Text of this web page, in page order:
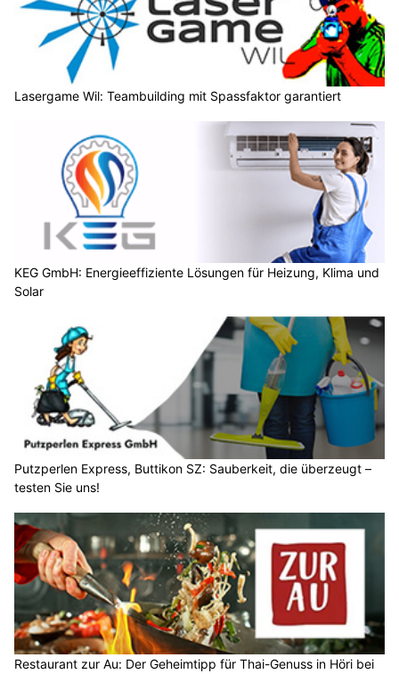
Lasergame Wil: Teambuilding mit Spassfaktor garantiert
KEG GmbH: Energieeffiziente Lösungen für Heizung, Klima und
Solar
Putzperlen Express, Buttikon SZ: Sauberkeit, die überzeugt –
testen Sie uns!
Restaurant zur Au: Der Geheimtipp für Thai-Genuss in Höri bei